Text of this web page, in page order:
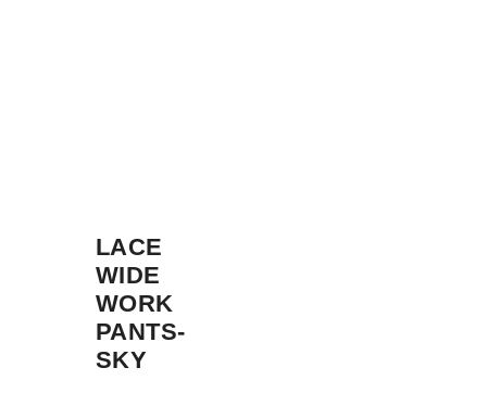
LACE
WIDE
WORK
PANTS-
SKY